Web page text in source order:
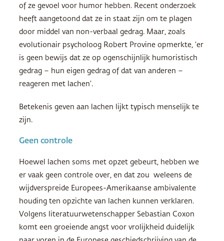
of ze gevoel voor humor hebben. Recent onderzoek
heeft aangetoond dat ze in staat zijn om te plagen
door middel van non-verbaal gedrag. Maar, zoals
evolutionair psycholoog Robert Provine opmerkte, ‘er
is geen bewijs dat ze op ogenschijnlijk humoristisch
gedrag – hun eigen gedrag of dat van anderen –
reageren met lachen’.
Betekenis geven aan lachen lijkt typisch menselijk te
zijn.
Geen controle
Hoewel lachen soms met opzet gebeurt, hebben we
er vaak geen controle over, en dat zou weleens de
wijdverspreide Europees-Amerikaanse ambivalente
houding ten opzichte van lachen kunnen verklaren.
Volgens literatuurwetenschapper Sebastian Coxon
komt een groeiende angst voor vrolijkheid duidelijk